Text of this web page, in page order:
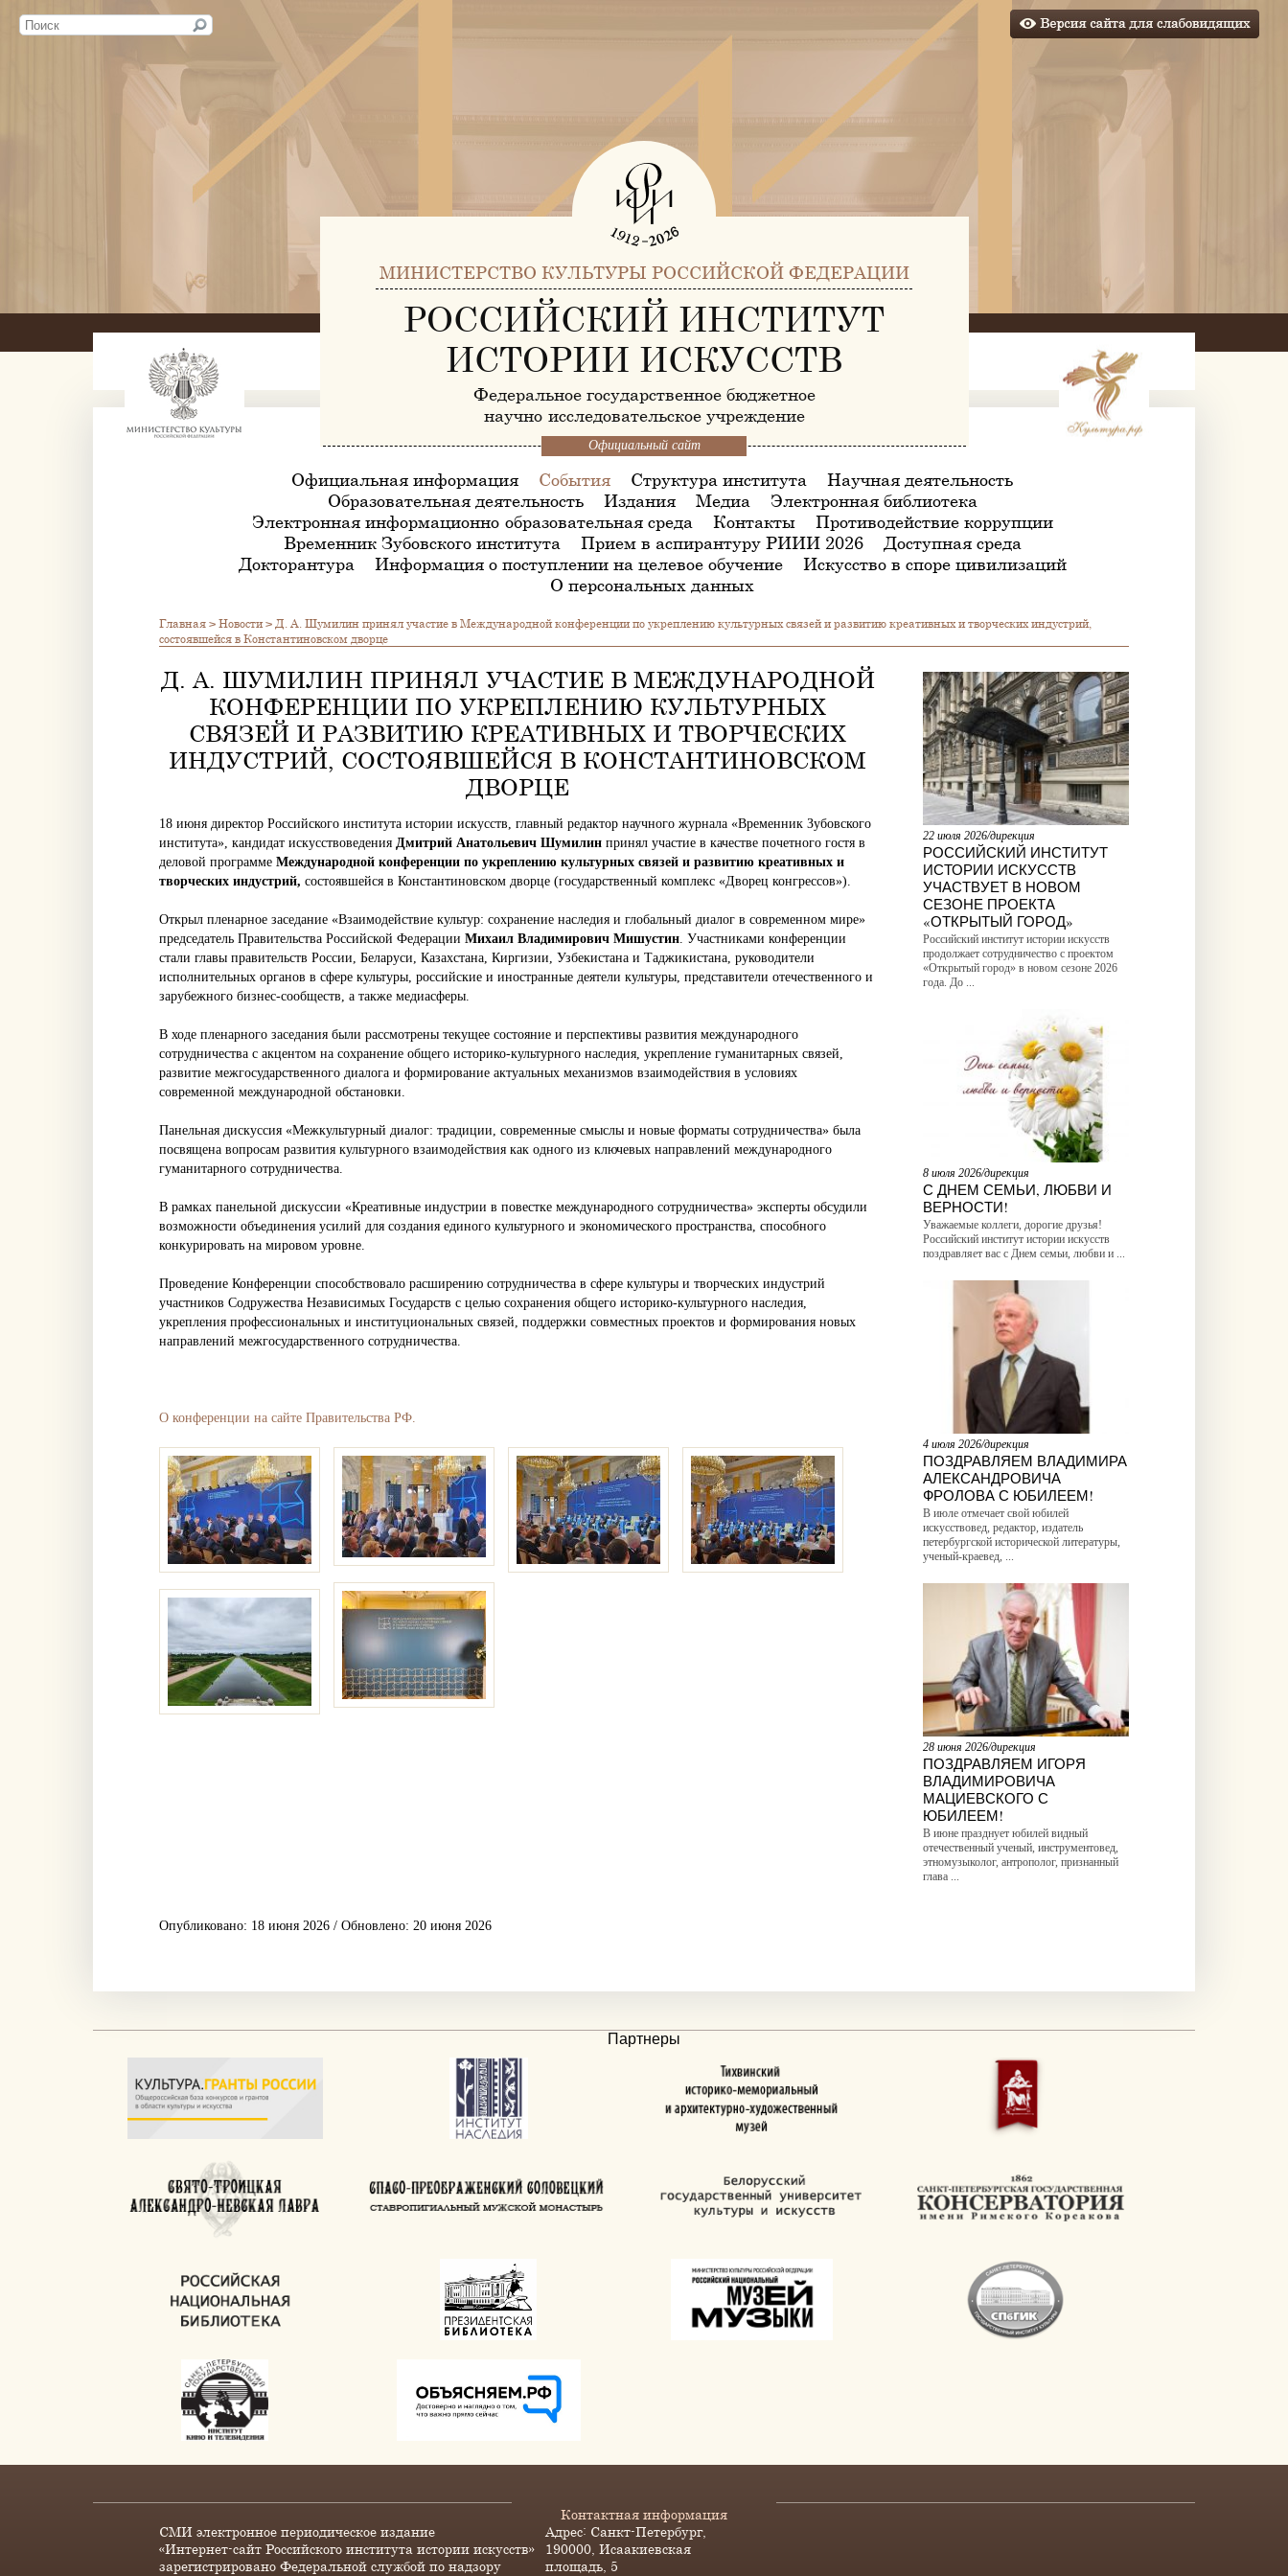
МИНИСТЕРСТВО КУЛЬТУРЫ РОССИЙСКОЙ ФЕДЕРАЦИИ
РОССИЙСКИЙ ИНСТИТУТ
ИСТОРИИ ИСКУССТВ
Федеральное государственное бюджетное
научно-исследовательское учреждение
Официальный сайт
Официальная информация События Структура института
Научная деятельность
Образовательная деятельность
Издания Медиа
Электронная библиотека
Электронная информационно-образовательная среда
Контакты
Противодействие коррупции
Временник Зубовского института
Прием в аспирантуру РИИИ 2026
Доступная среда
Докторантура
Информация о поступлении на целевое обучение
Искусство в споре цивилизаций
О персональных данных
Главная>Новости> Д. А. Шумилин принял участие в Международной конференции по укреплению культурных связей и развитию креативных и творческих индустрий,
состоявшейся в Константиновском дворце
22 июля 2026/дирекция
РОССИЙСКИЙ ИНСТИТУТ
ИСТОРИИ ИСКУССТВ
УЧАСТВУЕТ В НОВОМ
СЕЗОНЕ ПРОЕКТА
«ОТКРЫТЫЙ ГОРОД»
Российский институт истории искусств
продолжает сотрудничество с проектом
«Открытый город» в новом сезоне 2026
года. До ...
8 июля 2026/дирекция
С ДНЕМ СЕМЬИ, ЛЮБВИ И
ВЕРНОСТИ!
Уважаемые коллеги, дорогие друзья!
Российский институт истории искусств
поздравляет вас с Днем семьи, любви и ...
4 июля 2026/дирекция
ПОЗДРАВЛЯЕМ ВЛАДИМИРА
АЛЕКСАНДРОВИЧА
ФРОЛОВА С ЮБИЛЕЕМ!
В июле отмечает свой юбилей
искусствовед, редактор, издатель
петербургской исторической литературы,
ученый-краевед, ...
28 июня 2026/дирекция
ПОЗДРАВЛЯЕМ ИГОРЯ
ВЛАДИМИРОВИЧА
МАЦИЕВСКОГО С
ЮБИЛЕЕМ!
В июне празднует юбилей видный
отечественный ученый, инструментовед,
этномузыколог, антрополог, признанный
глава ...
Д. А. ШУМИЛИН ПРИНЯЛ УЧАСТИЕ В МЕЖДУНАРОДНОЙ
КОНФЕРЕНЦИИ ПО УКРЕПЛЕНИЮ КУЛЬТУРНЫХ
СВЯЗЕЙ И РАЗВИТИЮ КРЕАТИВНЫХ И ТВОРЧЕСКИХ
ИНДУСТРИЙ, СОСТОЯВШЕЙСЯ В КОНСТАНТИНОВСКОМ
ДВОРЦЕ
18 июня директор Российского института истории искусств, главный редактор научного журнала «Временник Зубовского
института», кандидат искусствоведения Дмитрий Анатольевич Шумилин принял участие в качестве почетного гостя в
деловой программе Международной конференции по укреплению культурных связей и развитию креативных и
творческих индустрий, состоявшейся в Константиновском дворце (государственный комплекс «Дворец конгрессов»).
Открыл пленарное заседание «Взаимодействие культур: сохранение наследия и глобальный диалог в современном мире»
председатель Правительства Российской Федерации Михаил Владимирович Мишустин. Участниками конференции
стали главы правительств России, Беларуси, Казахстана, Киргизии, Узбекистана и Таджикистана, руководители
исполнительных органов в сфере культуры, российские и иностранные деятели культуры, представители отечественного и
зарубежного бизнес-сообществ, а также медиасферы.
В ходе пленарного заседания были рассмотрены текущее состояние и перспективы развития международного
сотрудничества с акцентом на сохранение общего историко-культурного наследия, укрепление гуманитарных связей,
развитие межгосударственного диалога и формирование актуальных механизмов взаимодействия в условиях
современной международной обстановки.
Панельная дискуссия «Межкультурный диалог: традиции, современные смыслы и новые форматы сотрудничества» была
посвящена вопросам развития культурного взаимодействия как одного из ключевых направлений международного
гуманитарного сотрудничества.
В рамках панельной дискуссии «Креативные индустрии в повестке международного сотрудничества» эксперты обсудили
возможности объединения усилий для создания единого культурного и экономического пространства, способного
конкурировать на мировом уровне.
Проведение Конференции способствовало расширению сотрудничества в сфере культуры и творческих индустрий
участников Содружества Независимых Государств с целью сохранения общего историко-культурного наследия,
укрепления профессиональных и институциональных связей, поддержки совместных проектов и формирования новых
направлений межгосударственного сотрудничества.
О конференции на сайте Правительства РФ.
Опубликовано: 18 июня 2026 / Обновлено: 20 июня 2026
Партнеры
Контактная информация
СМИ электронное периодическое издание
«Интернет-сайт Российского института истории искусств»
зарегистрировано Федеральной службой по надзору
Адрес: Санкт-Петербург,
190000, Исаакиевская
площадь, 5